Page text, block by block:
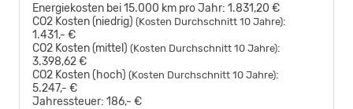
Energiekosten bei 15.000 km pro Jahr: 1.831,20 €
CO2 Kosten (niedrig) (Kosten Durchschnitt 10 Jahre):
1.431,- €
CO2 Kosten (mittel) (Kosten Durchschnitt 10 Jahre):
3.398,62 €
CO2 Kosten (hoch) (Kosten Durchschnitt 10 Jahre):
5.247,- €
Jahressteuer: 186,- €